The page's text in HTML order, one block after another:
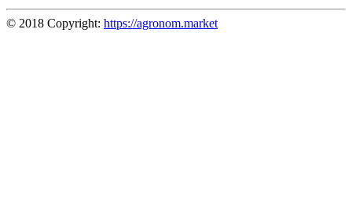
© 2018 Copyright: https://agronom.market